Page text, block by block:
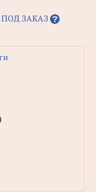
ПОД ЗАКАЗ